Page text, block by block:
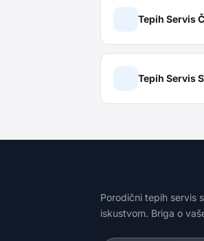
Tepih Servis
Tepih Servis
Porodični tepih servis
iskustvom. Briga o